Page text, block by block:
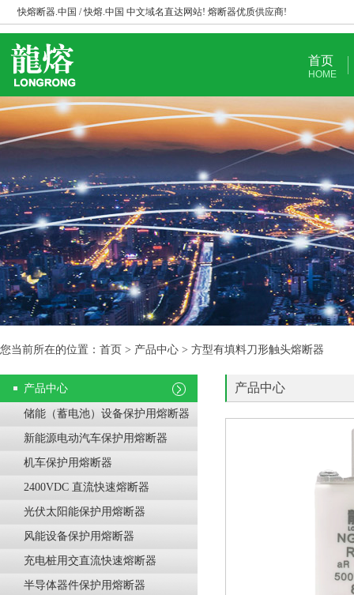
快熔断器.中国 / 快熔.中国 中文域名直达网站! 熔断器优质供应商!
首页
HOME
您当前所在的位置：首页 > 产品中心 > 方型有填料刀形触头熔断器
产品中心
储能（蓄电池）设备保护用熔断器
新能源电动汽车保护用熔断器
机车保护用熔断器
2400VDC 直流快速熔断器
光伏太阳能保护用熔断器
风能设备保护用熔断器
充电桩用交直流快速熔断器
半导体器件保护用熔断器
产品中心